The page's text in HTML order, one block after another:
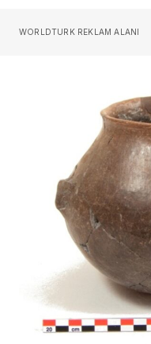
WORLDTURK REKLAM ALANI